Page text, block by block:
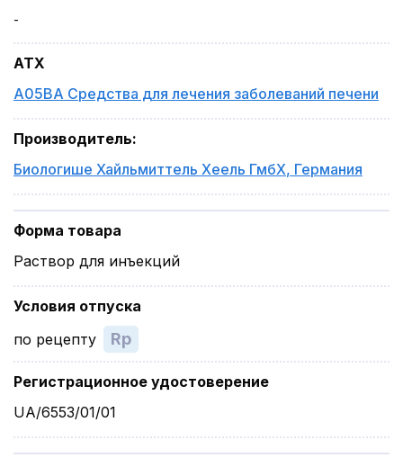
-
ATX
A05BA Средства для лечения заболеваний печени
Производитель:
Биологише Хайльмиттель Хеель ГмбХ, Германия
Форма товара
Раствор для инъекций
Условия отпуска
по рецепту
Rp
Регистрационное удостоверение
UA/6553/01/01